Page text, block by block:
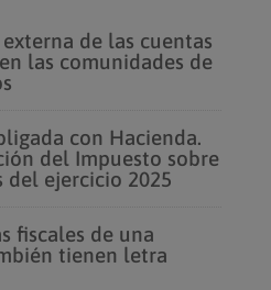
de las cuentas
las comunidades de
con Hacienda.
del Impuesto sobre
del ejercicio 2025
fiscales de una
tienen letra